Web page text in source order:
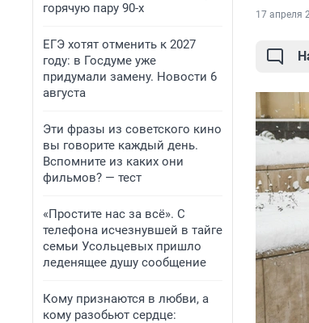
горячую пару 90-х
ЕГЭ хотят отменить к 2027
году: в Госдуме уже
придумали замену. Новости 6
августа
Эти фразы из советского кино
вы говорите каждый день.
Вспомните из каких они
фильмов? — тест
«Простите нас за всё». С
телефона исчезнувшей в тайге
семьи Усольцевых пришло
леденящее душу сообщение
Кому признаются в любви, а
кому разобьют сердце:
17 апреля